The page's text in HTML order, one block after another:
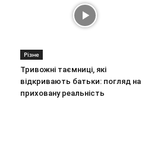
Різне
Тривожні таємниці, які
відкривають батьки: погляд на
приховану реальність